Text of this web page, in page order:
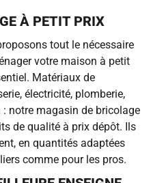
À PETIT PRIX
tout le nécessaire
votre maison à petit
Matériaux de
électricité, plomberie,
notre magasin de bricolage
de qualité à prix dépôt. Ils
en quantités adaptées
comme pour les pros.